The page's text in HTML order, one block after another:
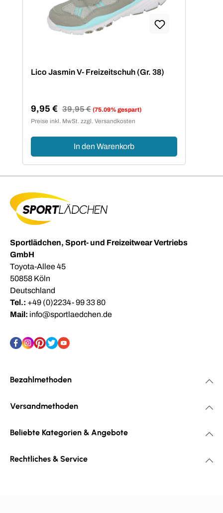
Lico Jasmin V- Freizeitschuh (Gr. 38)
Verkaufspreis:
9,95 € Regulärer Preis:
39,95 € (75.09% gespart)
Preise inkl. MwSt. zzgl. Versandkosten
In den Warenkorb
Sportlädchen, Sport- und Freizeitwear Vertriebs
GmbH
Toyota-Allee 45
50858 Köln
Deutschland
Tel.: +49 (0)2234- 99 33 80
Mail: info@sportlaedchen.de
Bezahlmethoden
Versandmethoden
Beliebte Kategorien & Angebote
Rechtliches & Service